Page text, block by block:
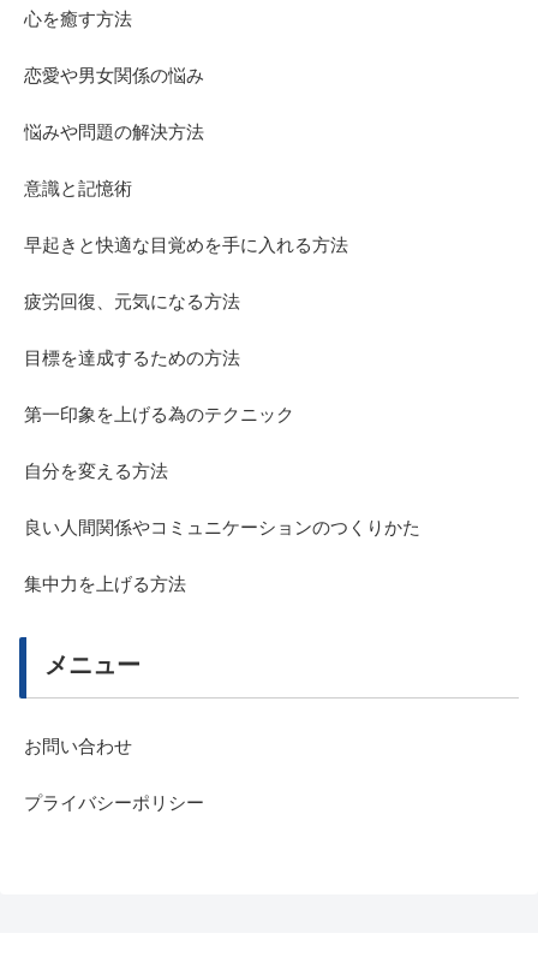
心を癒す方法
恋愛や男女関係の悩み
悩みや問題の解決方法
意識と記憶術
早起きと快適な目覚めを手に入れる方法
疲労回復、元気になる方法
目標を達成するための方法
第一印象を上げる為のテクニック
自分を変える方法
良い人間関係やコミュニケーションのつくりかた
集中力を上げる方法
メニュー
お問い合わせ
プライバシーポリシー